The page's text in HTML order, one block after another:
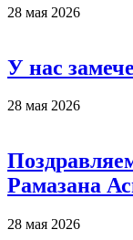
28 мая 2026
У нас
28 мая 2026
Рамазана
28 мая 2026